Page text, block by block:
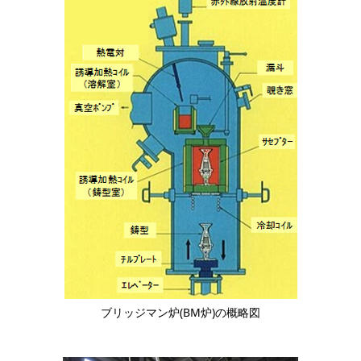
ブリッジマン炉(BM炉)の概略図